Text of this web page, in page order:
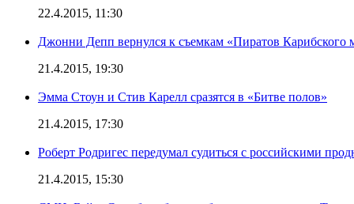
22.4.2015, 11:30
Джонни Депп вернулся к съемкам «Пиратов Карибского
21.4.2015, 19:30
Эмма Стоун и Стив Карелл сразятся в «Битве полов»
21.4.2015, 17:30
Роберт Родригес передумал судиться с российскими
21.4.2015, 15:30